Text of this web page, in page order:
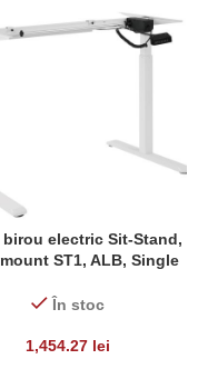
birou electric Sit-Stand,
ST1, ALB, Single
În stoc
1,454.27 lei